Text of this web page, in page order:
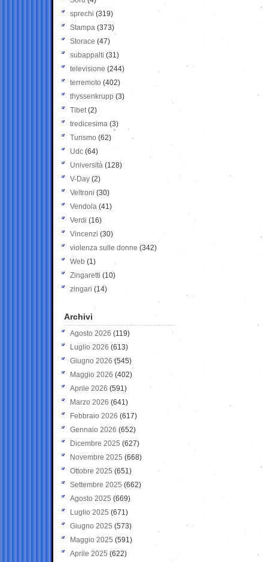
sprechi (319)
Stampa (373)
Storace (47)
subappalti (31)
televisione(244)
terremoto (402)
thyssenkrupp (3)
Tibet(2)
tredicesima (3)
Turismo (62)
Udc (64)
Università (128)
V-Day (2)
Veltroni (30)
Vendola (41)
Verdi (16)
Vincenzi (30)
violenza sulle donne (342)
Web (1)
Zingaretti (10)
zingari (14)
Archivi
Agosto 2026 (119)
Luglio 2026 (613)
Giugno 2026 (545)
Maggio 2026 (402)
Aprile 2026 (591)
Marzo 2026 (641)
Febbraio 2026 (617)
Gennaio 2026 (652)
Dicembre 2025 (627)
Novembre 2025 (668)
Ottobre 2025 (651)
Settembre 2025 (662)
Agosto 2025 (669)
Luglio 2025 (671)
Giugno 2025 (573)
Maggio 2025 (591)
Aprile 2025 (622)